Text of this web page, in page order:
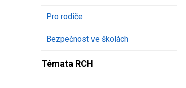
Pro rodiče
Bezpečnost ve školách
Témata RCH